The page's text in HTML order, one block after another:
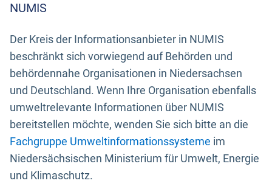
NUMIS
Der Kreis der Informationsanbieter in NUMIS
beschränkt sich vorwiegend auf Behörden und
behördennahe Organisationen in Niedersachsen
und Deutschland. Wenn Ihre Organisation ebenfalls
umweltrelevante Informationen über NUMIS
bereitstellen möchte, wenden Sie sich bitte an die
Fachgruppe Umweltinformationssysteme im
Niedersächsischen Ministerium für Umwelt, Energie
und Klimaschutz.